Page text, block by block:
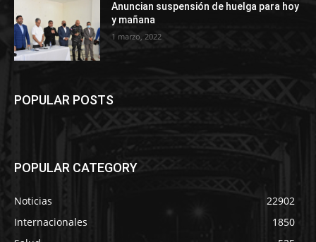
Anuncian suspensión de huelga para hoy
y mañana
1 marzo, 2022
POPULAR POSTS
POPULAR CATEGORY
Noticias
22902
Internacionales
1850